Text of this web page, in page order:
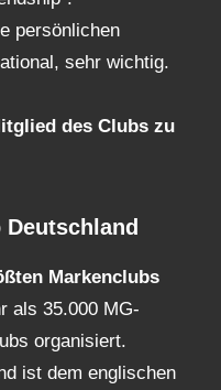
persönlichen
sehr wichtig.
des Clubs zu
Deutschland
Markenclubs
als 35.000 MG-
organisiert.
ist dem englischen